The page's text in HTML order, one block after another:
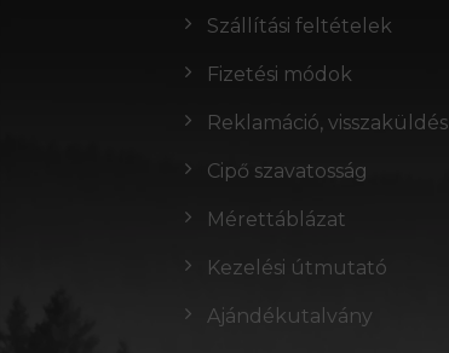
Szállítási feltételek
Fizetési módok
Reklamáció, visszaküldés
Cipő szavatosság
Mérettáblázat
Kezelési útmutató
Ajándékutalvány